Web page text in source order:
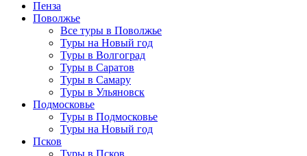
Пенза
Поволжье
Все туры в Поволжье
Туры на Новый год
Туры в Волгоград
Туры в Саратов
Туры в Самару
Туры в Ульяновск
Подмосковье
Туры в Подмосковье
Туры на Новый год
Псков
Туры в Псков